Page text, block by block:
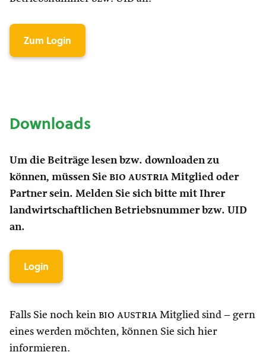
Zum Login
Downloads
Um die Beiträge lesen bzw. downloaden zu
können, müssen Sie bio austria Mitglied oder
Partner sein. Melden Sie sich bitte mit Ihrer
landwirtschaftlichen Betriebsnummer bzw. UID
an.
Login
Falls Sie noch kein bio austria Mitglied sind – gern
eines werden möchten, können Sie sich hier
informieren.